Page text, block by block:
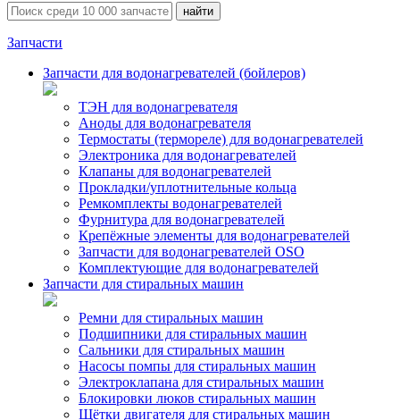
Запчасти
Запчасти для водонагревателей (бойлеров)
ТЭН для водонагревателя
Аноды для водонагревателя
Термостаты (термореле) для водонагревателей
Электроника для водонагревателей
Клапаны для водонагревателей
Прокладки/уплотнительные кольца
Ремкомплекты водонагревателей
Фурнитура для водонагревателей
Крепёжные элементы для водонагревателей
Запчасти для водонагревателей OSO
Комплектующие для водонагревателей
Запчасти для стиральных машин
Ремни для стиральных машин
Подшипники для стиральных машин
Сальники для стиральных машин
Насосы помпы для стиральных машин
Электроклапана для стиральных машин
Блокировки люков стиральных машин
Щётки двигателя для стиральных машин